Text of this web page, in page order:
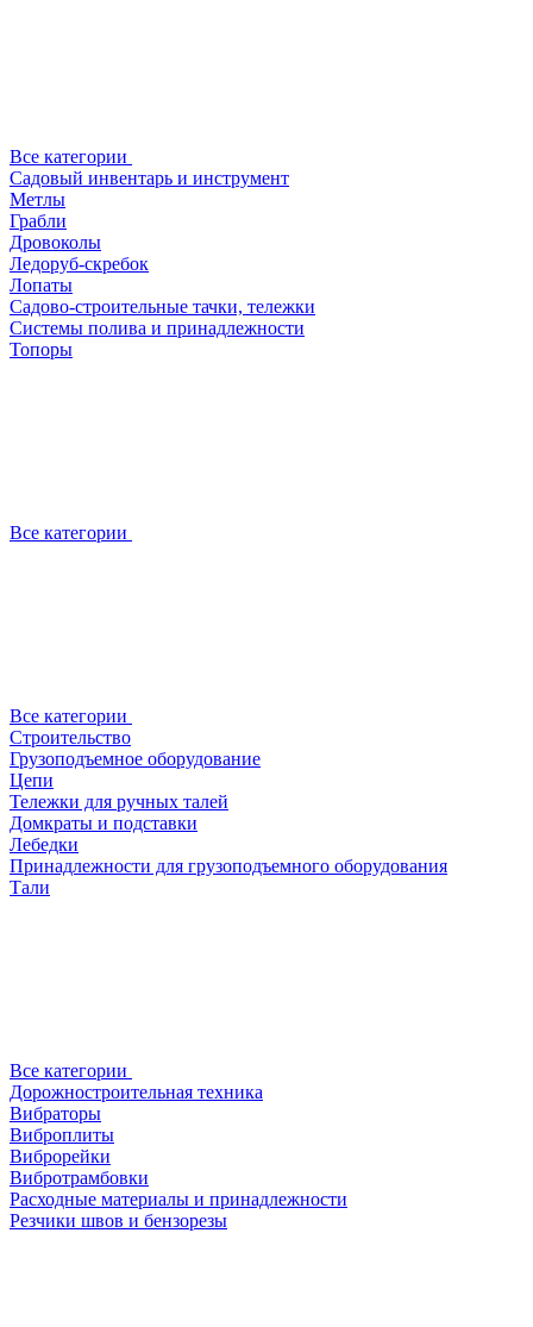
Все категории
Садовый инвентарь и инструмент
Метлы
Грабли
Дровоколы
Ледоруб-скребок
Лопаты
Садово-строительные тачки, тележки
Системы полива и принадлежности
Топоры
Все категории
Все категории
Строительство
Грузоподъемное оборудование
Цепи
Тележки для ручных талей
Домкраты и подставки
Лебедки
Принадлежности для грузоподъемного оборудования
Тали
Все категории
Дорожностроительная техника
Вибраторы
Виброплиты
Виброрейки
Вибротрамбовки
Расходные материалы и принадлежности
Резчики швов и бензорезы